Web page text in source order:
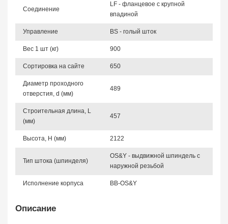
Соединение
LF - фланцевое с крупной
впадиной
Управление BS - голый шток
Вес 1 шт (кг) 900
Сортировка на сайте 650
Диаметр проходного
отверстия, d (мм)
489
Строительная длина, L
(мм)
457
Высота, Н (мм) 2122
Тип штока (шпинделя)
OS&Y - выдвижной шпиндель с
наружной резьбой
Исполнение корпуса BB-OS&Y
Описание